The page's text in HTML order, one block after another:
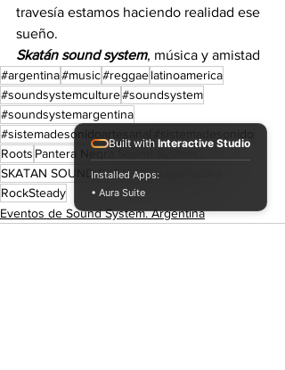
travesía estamos haciendo realidad ese
sueño.
Skatán sound system, música y amistad
#argentina#music#reggaelatinoamerica
#soundsystemculture#soundsystem
#soundsystemargentina
#sistemadesonidoartesanal
#sistemadesonido
Roots Pantera Negra Sound System
SKATAN SOUND SYSTEMPatagonia
RockSteady
Eventos de Sound System. Argentina
Built with Interactive Studio
Installed Apps:
• Aura Suite